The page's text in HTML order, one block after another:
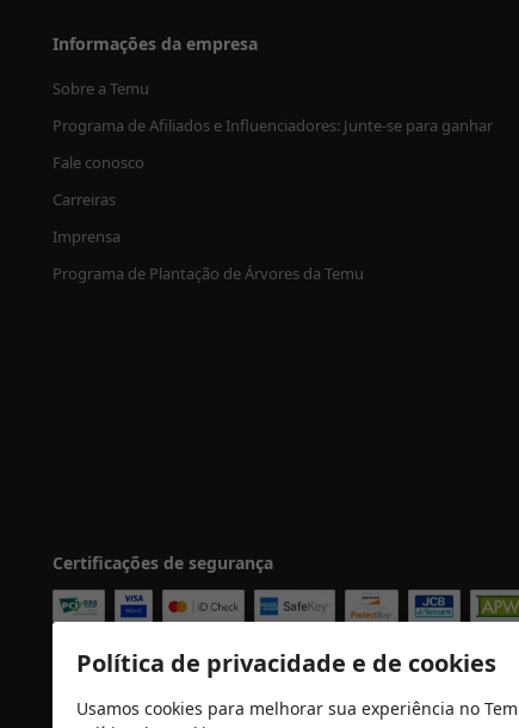
Informações da empresa
Sobre a Temu
Programa de Afiliados e Influenciadores: Junte-se para ganhar
Fale conosco
Carreiras
Imprensa
Programa de Plantação de Árvores da Temu
Certificações de segurança
Política de privacidade e de cookies
Usamos cookies para melhorar sua experiência no